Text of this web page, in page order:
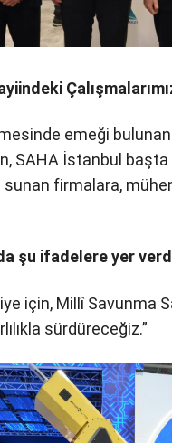
emeği
SAHA İstanbul
sunan firmalara,
şu ifadelere yer
için, Millî Savunma
sürdüreceğiz.”